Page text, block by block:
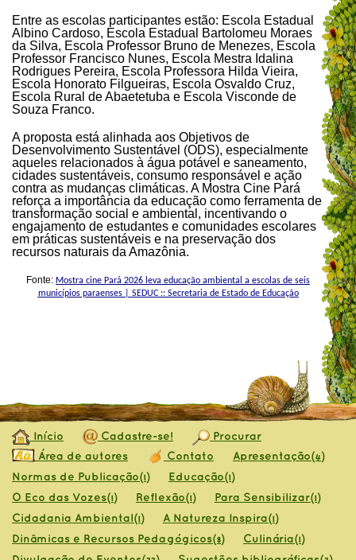
Entre as escolas participantes estão: Escola Estadual
Albino Cardoso, Escola Estadual Bartolomeu Moraes
da Silva, Escola Professor Bruno de Menezes, Escola
Professor Francisco Nunes, Escola Mestra Idalina
Rodrigues Pereira, Escola Professora Hilda Vieira,
Escola Honorato Filgueiras, Escola Osvaldo Cruz,
Escola Rural de Abaetetuba e Escola Visconde de
Souza Franco.
A proposta está alinhada aos Objetivos de
Desenvolvimento Sustentável (ODS), especialmente
aqueles relacionados à água potável e saneamento,
cidades sustentáveis, consumo responsável e ação
contra as mudanças climáticas. A Mostra Cine Pará
reforça a importância da educação como ferramenta de
transformação social e ambiental, incentivando o
engajamento de estudantes e comunidades escolares
em práticas sustentáveis e na preservação dos
recursos naturais da Amazônia.
Fonte: Mostra cine Pará 2026 leva educação ambiental a escolas de seis
municípios paraenses | SEDUC :: Secretaria de Estado de Educação
Início Cadastre-se!
Procurar
Área de autores
Contato Apresentação(4)
Normas de Publicação(1) Educação(1)
O Eco das Vozes(1) Reflexão(1) Para Sensibilizar(1)
Cidadania Ambiental(1) A Natureza Inspira(1)
Dinâmicas e Recursos Pedagógicos(8) Culinária(1)